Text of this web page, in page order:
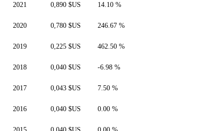
2021 0,890 $US 14.10 %
2020 0,780 $US 246.67 %
2019 0,225 $US 462.50 %
2018 0,040 $US -6.98 %
2017 0,043 $US 7.50 %
2016 0,040 $US 0.00 %